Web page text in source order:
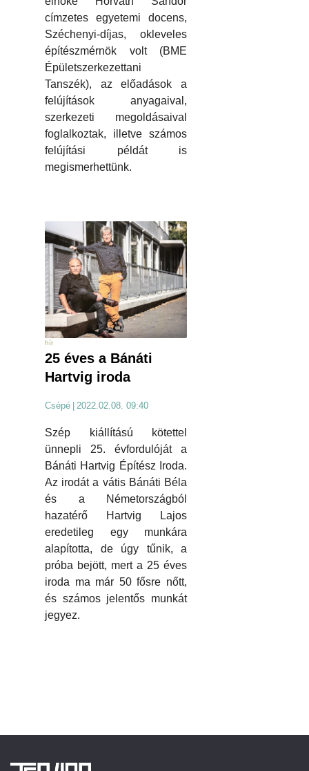
címzetes egyetemi docens,
Széchenyi-díjas, okleveles
építészmérnök volt (BME
Épületszerkezettani
Tanszék), az előadások a
felújítások anyagaival,
szerkezeti megoldásaival
foglalkoztak, illetve számos
felújítási példát is
megismerhettünk.
hír
25 éves a Bánáti
Hartvig iroda
Csépé 2022.02.08. 09:40
Szép kiállítású kötettel
ünnepli 25. évfordulóját a
Bánáti Hartvig Építész Iroda.
Az irodát a vátis Bánáti Béla
és a Németországból
hazatérő Hartvig Lajos
eredetileg egy munkára
alapította, de úgy tűnik, a
próba bejött, mert a 25 éves
iroda ma már 50 fősre nőtt,
és számos jelentős munkát
jegyez.